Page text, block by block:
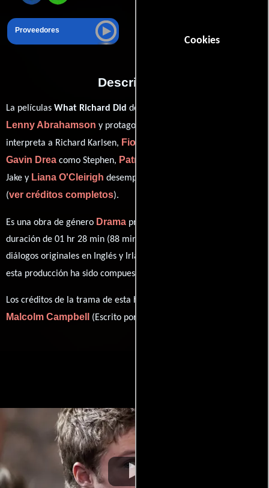
Cookies
Proveedores
Descripción
La películas What Richard Did del año 2012, está dirigida por
Lenny Abrahamson y protagonizada por
interpreta a Richard Karlsen, Fionn Walton
Gavin Drea como Stephen, Patrick Gibson
Jake y Liana O'Cleirigh desempeñando el papel de Clodagh
(ver créditos completos).
Es una obra de género Drama producida en Irlanda. Con una
duración de 01 hr 28 min (88 minutos), esta película tiene
diálogos originales en Inglés y Irlandés
esta producción ha sido compuesta por
Los créditos de la trama de esta historia están divididos entre
Malcolm Campbell (Escrito por) y